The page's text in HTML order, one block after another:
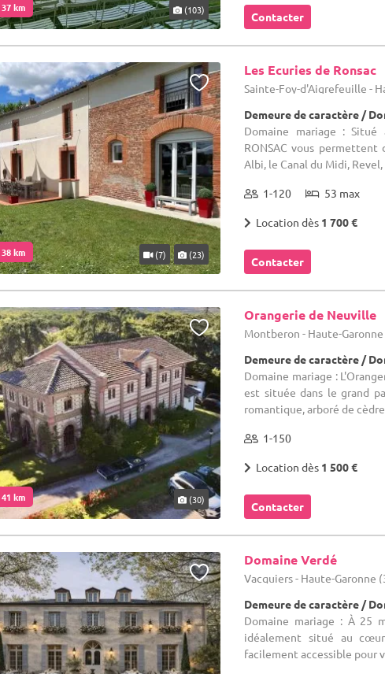
km (103) Contacter
km (7) (23)
Les Ecuries de Ronsac
Sainte-Foy-d'Aigrefeuille -
Demeure de caractère /
Domaine mariage : Situé
RONSAC vous
Albi, le Canal du Midi,
1-120 53 max
Location dès 1 700 €
Contacter
km (30)
Orangerie de Neuville
Montberon - Haute-
Demeure de caractère /
Domaine mariage :
est située dans le grand
romantique, arboré de
1-150
Location dès 1 500 €
Contacter
Domaine Verdé
Vacquiers - Haute-Garonne
Demeure de caractère /
Domaine mariage : À 25
idéalement situé au
facilement accessible pour